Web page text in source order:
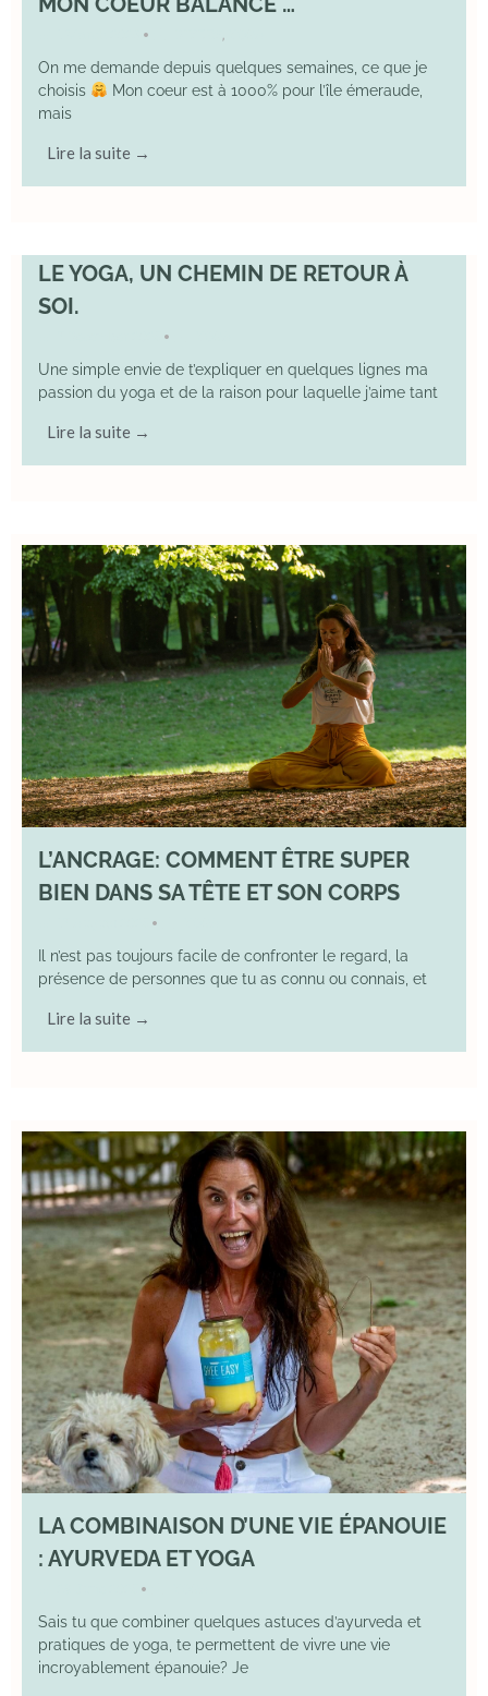
•
On me demande depuis quelques semaines, ce que je
choisis
Mon coeur est à 1000% pour l’île émeraude,
mais
Lire la suite →
LE YOGA, UN CHEMIN DE RETOUR À
SOI.
•
Une simple envie de t’expliquer en quelques lignes ma
passion du yoga et de la raison pour laquelle j’aime tant
Lire la suite →
L’ANCRAGE: COMMENT ÊTRE SUPER
BIEN DANS SA TÊTE ET SON CORPS
•
Il n’est pas toujours facile de confronter le regard, la
présence de personnes que tu as connu ou connais, et
Lire la suite →
LA COMBINAISON D’UNE VIE ÉPANOUIE
: AYURVEDA ET YOGA
•
Sais tu que combiner quelques astuces d’ayurveda et
pratiques de yoga, te permettent de vivre une vie
incroyablement épanouie? Je